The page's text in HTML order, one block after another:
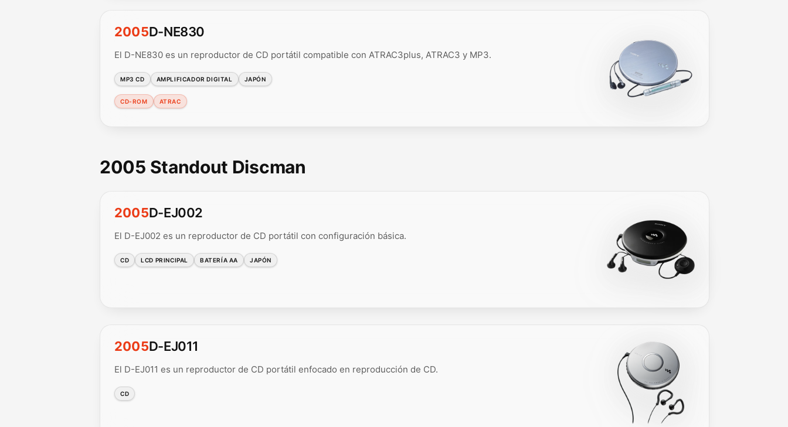
2005D-NE830
El D-NE830 es un reproductor de CD portátil compatible con ATRAC3plus, ATRAC3 y MP3.
MP3 CD AMPLIFICADOR DIGITAL JAPÓN
CD-ROM ATRAC
2005 Standout Discman
2005D-EJ002
El D-EJ002 es un reproductor de CD portátil con configuración básica.
CD LCD PRINCIPAL BATERÍA AA JAPÓN
2005D-EJ011
El D-EJ011 es un reproductor de CD portátil enfocado en reproducción de CD.
CD